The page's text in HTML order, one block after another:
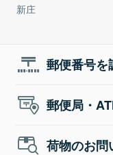
新庄
郵便番号を
郵便局・
荷物のお問